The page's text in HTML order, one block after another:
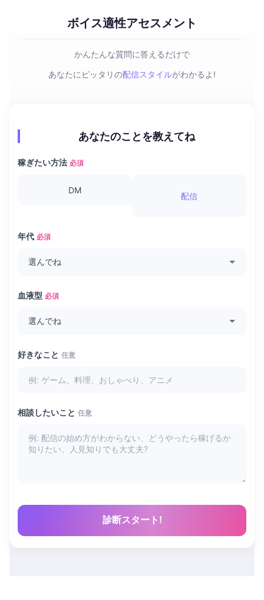
ボイス適性アセスメント
かんたんな質問に答えるだけで
あなたにピッタリの配信スタイルがわかるよ!
あなたのことを教えてね
稼ぎたい方法 必須
DM
配信
年代 必須
血液型 必須
好きなこと 任意
相談したいこと 任意
診断スタート!